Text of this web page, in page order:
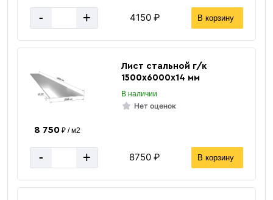
- + 4150 ₽ В корзину
Лист стальной г/к
1500х6000х14 мм
В наличии
Нет оценок
8 750₽ / м2
- + 8750 ₽ В корзину